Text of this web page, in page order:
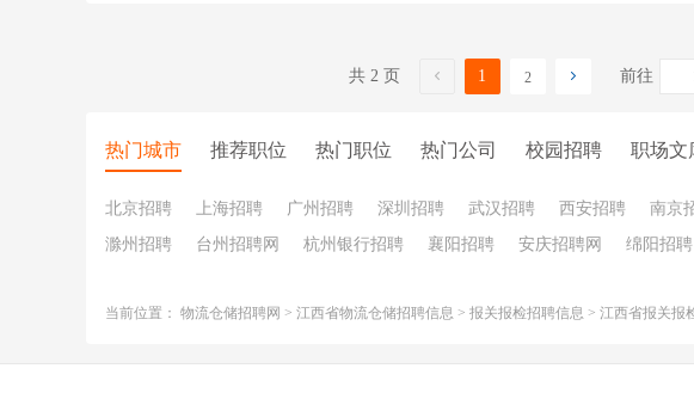
共 2 页 1 2 前往
热门城市 推荐职位 热门职位 热门公司 校园招聘 职场文
北京招聘 上海招聘 广州招聘 深圳招聘 武汉招聘 西安招聘 南京
滁州招聘
台州招聘网 杭州银行招聘 襄阳招聘 安庆招聘网 绵阳招聘
当前位置： 物流仓储招聘网 > 江西省物流仓储招聘信息 > 报关报检招聘信息 > 江西省报关报